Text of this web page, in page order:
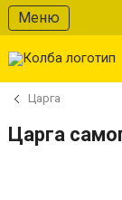
Меню
Царга
Царга